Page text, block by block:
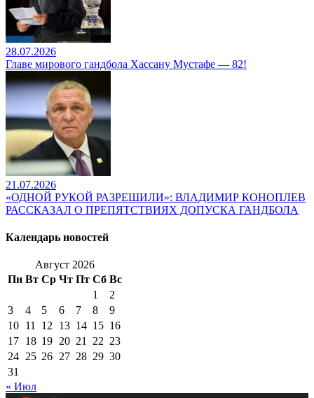
28.07.2026
Главе мирового гандбола Хассану Мустафе — 82!
21.07.2026
«ОДНОЙ РУКОЙ РАЗРЕШИЛИ»: ВЛАДИМИР КОНОПЛЕВ
РАССКАЗАЛ О ПРЕПЯТСТВИЯХ ДОПУСКА ГАНДБОЛА
Календарь новостей
Август 2026
Пн Вт Ср Чт Пт Сб Вс
1
2
3
4 5 6 7 8
9
10 11 12 13 14 15 16
17 18 19 20 21 22 23
24 25 26 27 28 29 30
31
« Июл